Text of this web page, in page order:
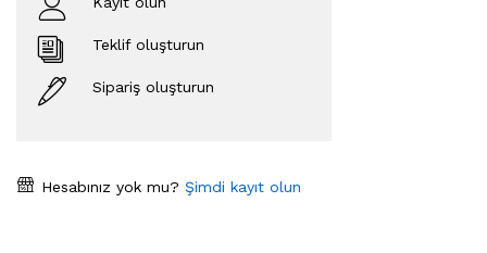
Teklif oluşturun
Sipariş oluşturun
Hesabınız yok mu? Şimdi kayıt olun